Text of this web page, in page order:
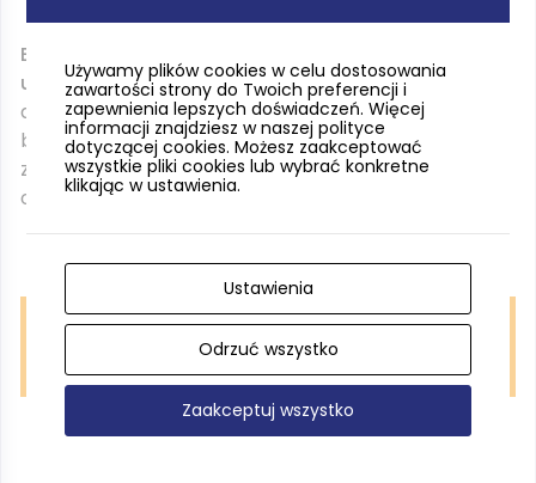
Bezpieczna kąpiel to taka, która kończy się
uśmiechem — nie interwencją ratowników.Baw się
dobrze, ale nie zapominaj, że woda nie wybacza
błędów. Pomorskie plaże i jeziora mają wiele do
zaoferowania – korzystaj z nich mądrze i
odpowiedzialnie.
Na pełnej ludzi plaży dbajmy szczególnie o bezpieczeństwo
najbliższych oraz swoje, fot. M. Ochocki/Pomorskie.Travel
Używamy plików cookies w celu dostosowania
zawartości strony do Twoich preferencji i
zapewnienia lepszych doświadczeń. Więcej
informacji znajdziesz w naszej polityce
dotyczącej cookies. Możesz zaakceptować
wszystkie pliki cookies lub wybrać konkretne
klikając w ustawienia.
Ustawienia
Odrzuć wszystko
Zaakceptuj wszystko